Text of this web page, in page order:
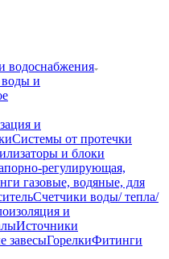
водоснабжения
и
и
Системы от протечки
и блоки
регулирующая,
газовые, водяные, для
Счетчики воды/ тепла/
и
Источники
завесыГорелкиФитинги